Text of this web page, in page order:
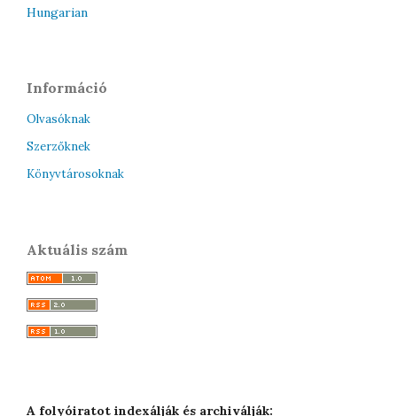
Hungarian
Információ
Olvasóknak
Szerzőknek
Könyvtárosoknak
Aktuális szám
A folyóiratot indexálják és archiválják: